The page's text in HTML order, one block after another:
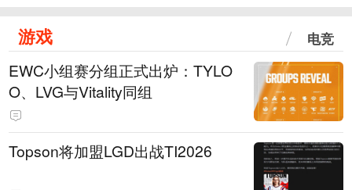
游戏 电竞
EWC小组赛分组正式出炉：TYLO
O、LVG与Vitality同组
Topson将加盟LGD出战TI2026